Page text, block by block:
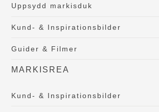
Uppsydd markisduk
Kund- & Inspirationsbilder
Guider & Filmer
MARKISREA
Kund- & Inspirationsbilder